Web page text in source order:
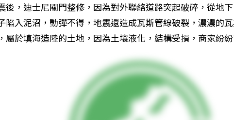
後，迪士尼關門整修，因為對外聯絡道路突起破碎，從地
陷入泥沼，動彈不得，地震還造成瓦斯管線破裂，濃濃的
屬於填海造陸的土地，因為土壤液化，結構受損，商家紛